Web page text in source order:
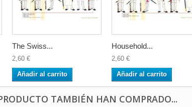
The Swiss...
2,60 €
Añadir al carrito
Household...
2,60 €
Añadir al carrito
TAMBIÉN HAN COMPRADO...